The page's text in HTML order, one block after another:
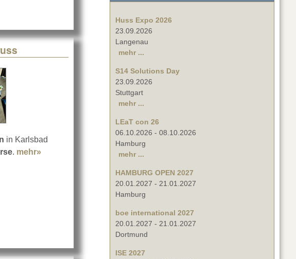
in Karlsbad
. mehr» about Workshop Days bei Global Truss
Huss Expo 2026
23.09.2026
Langenau
mehr ...
S14 Solutions Day
23.09.2026
Stuttgart
mehr ...
LEaT con 26
06.10.2026 - 08.10.2026
Hamburg
mehr ...
HAMBURG OPEN 2027
20.01.2027 - 21.01.2027
Hamburg
boe international 2027
20.01.2027 - 21.01.2027
Dortmund
ISE 2027